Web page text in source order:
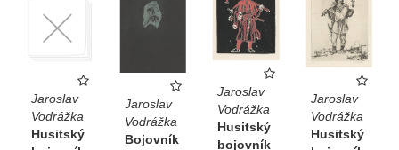
Jaroslav
Vodrážka
Bojovník
Jaroslav
Vodrážka
Husitský
bojovník
Jaroslav
Vodrážka
Husitský
Jaroslav
Vodrážka
Husitský